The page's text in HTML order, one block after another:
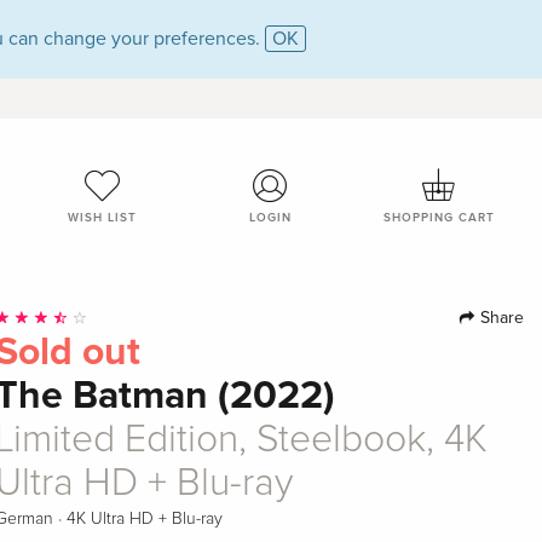
change your preferences. OK
WISH LIST LOGIN SHOPPING CART
Share
out
Batman (2022)
Edition, Steelbook, 4K
HD + Blu-ray
·4K Ultra HD + Blu-ray